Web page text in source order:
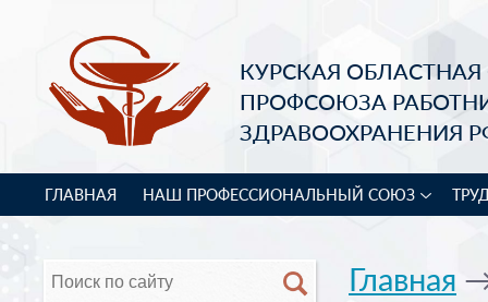
КУРСКАЯ
ПРОФСОЮЗА
ЗДРАВООХРАНЕНИЯ
ГЛАВНАЯ НАШ ПРОФЕССИОНАЛЬНЫЙ СОЮЗ
Главная